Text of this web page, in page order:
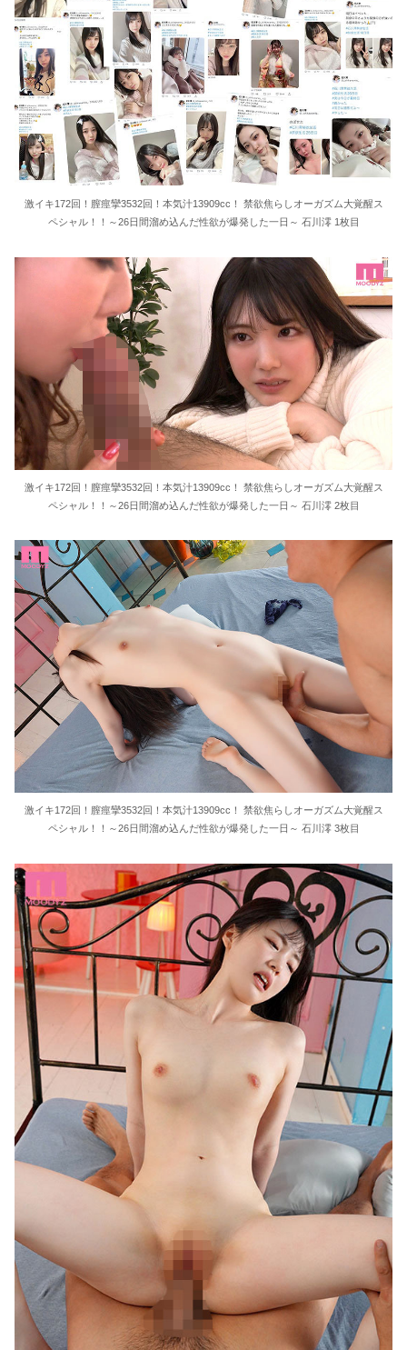
【悲報】2050年の日本、独身ボッチ祭りが現実になるとかｗｗｗｗ 他
Powered by livedoor 相互RSS
激イキ172回！膣痙攣3532回！本気汁13909cc！ 禁欲焦らしオーガズム大覚醒ス
ペシャル！！～26日間溜め込んだ性欲が爆発した一日～ 石川澪 1枚目
激イキ172回！膣痙攣3532回！本気汁13909cc！ 禁欲焦らしオーガズム大覚醒ス
ペシャル！！～26日間溜め込んだ性欲が爆発した一日～ 石川澪 2枚目
激イキ172回！膣痙攣3532回！本気汁13909cc！ 禁欲焦らしオーガズム大覚醒ス
ペシャル！！～26日間溜め込んだ性欲が爆発した一日～ 石川澪 3枚目